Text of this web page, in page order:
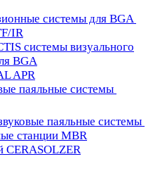
системы для BGA
IR
системы визуального
BGA
APR
паяльные системы
паяльные системы
станции MBR
CERASOLZER